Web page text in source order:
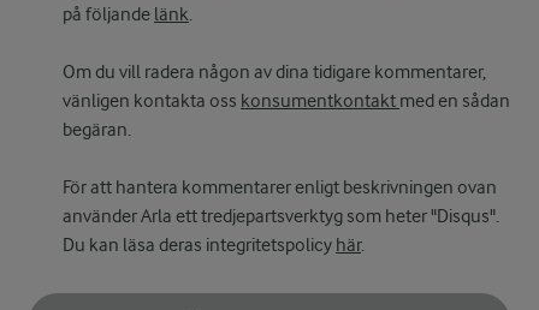
på följande länk.
Om du vill radera någon av dina tidigare kommentarer,
vänligen kontakta oss konsumentkontakt med en sådan
begäran.
För att hantera kommentarer enligt beskrivningen ovan
använder Arla ett tredjepartsverktyg som heter "Disqus".
Du kan läsa deras integritetspolicy här.